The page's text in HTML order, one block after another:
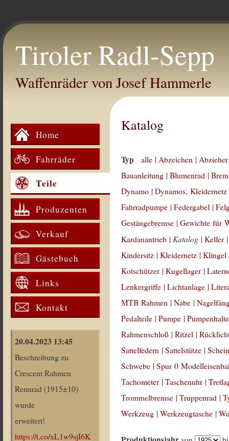
Tiroler Radl-Sepp
Waffenräder von Josef Hammerle
Home
Fahrräder
Teile
Produzenten
Verkauf
Gästebuch
Links
Kontakt
20.04.2023 13:45
Beschreibung zu
Crescent Rahmen
Rennrad (1915±10)
wurde
erweitert!
https://t.co/xL1w9sjI6K
Katalog
Typ alle |Abzeichen |
Bauanleitung |Blumenrad |
Dynamo |Dynamos, Kleidernetz
Fahrradpumpe |Federgabel |
Gestängebremse |Gewichte für
Kardanantrieb |Katalog |Keller
Kindersitz |Kleidernetz |Klingel
Kotschützer |Kugellager |
Lenkergriffe |Lichtanlage |
MTB Rahmen |Nabe |
Pedalteile |Pumpe |
Rahmenschloß |Ritzel |
Sattelfedern |Sattelstütze |
Schwebe |Spur 0
Tachometer |Taschenuhr |
Trommelbremse |Truppenrad |
Werkzeug |Werkzeugtasche |